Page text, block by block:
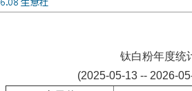
钛白粉年度统
(2025-05-13 -- 2026-